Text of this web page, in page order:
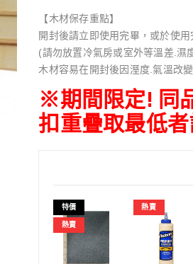
【木材保存重點】
開封後請立即使用完畢，或於使
(請勿放置冷氣房或室外等溫差.濕
木材容易在開封後因溼度.氣溫改
※期間限定! 同
扣重疊取最低
特價
熱賣
熱賣